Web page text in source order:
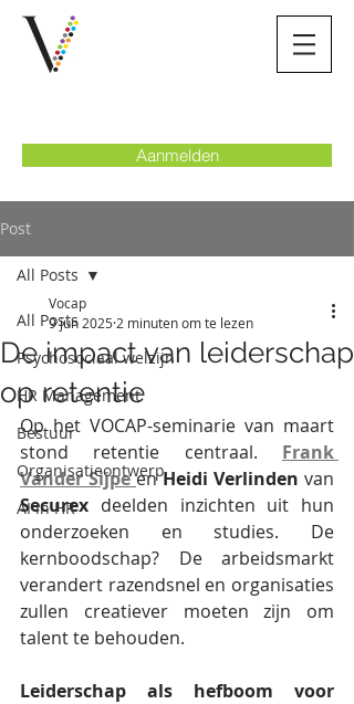
Aanmelden
Post
All Posts
Psychosociaal welzijn
HR Management
Bestuur
Organisatieontwerp
AI in HR
All Posts
De impact van leiderschap
op retentie
Vocap
9 jun 2025 2 minuten om te lezen
Op het VOCAP-seminarie van maart
stond retentie centraal. Frank
Vander Sijpe en Heidi Verlinden
Securex deelden inzichten uit hun
onderzoeken en studies. De
kernboodschap? De arbeidsmarkt
verandert razendsnel en organisaties
zullen creatiever moeten zijn om
talent te behouden.
Leiderschap als hefboom voor